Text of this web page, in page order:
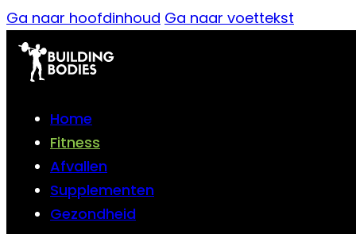
Ga naar hoofdinhoud Ga naar voettekst
Home
Fitness
Afvallen
Supplementen
Gezondheid